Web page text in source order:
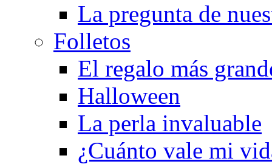
La pregunta de
Folletos
El regalo más
Halloween
La perla invaluable
¿Cuánto vale mi